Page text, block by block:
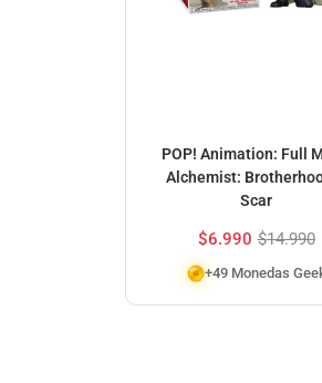
POP! Animation: Full
Alchemist:
Scar
$6.990 $14.990
+49 Monedas